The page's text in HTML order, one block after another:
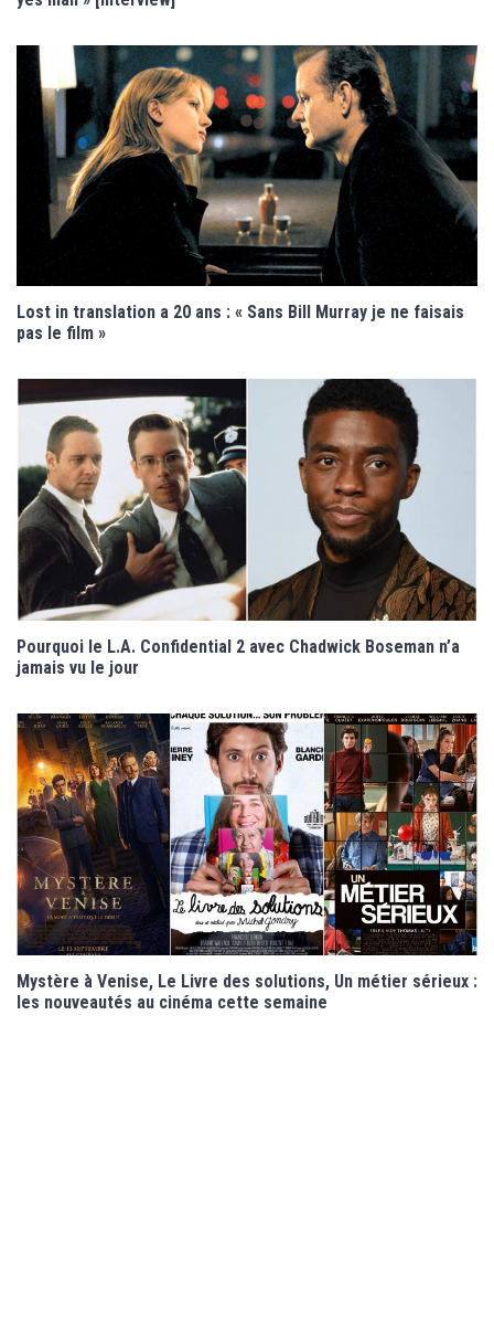
Lost in translation a 20 ans : « Sans Bill Murray je ne faisais
pas le film »
Pourquoi le L.A. Confidential 2 avec Chadwick Boseman n’a
jamais vu le jour
Mystère à Venise, Le Livre des solutions, Un métier sérieux :
les nouveautés au cinéma cette semaine